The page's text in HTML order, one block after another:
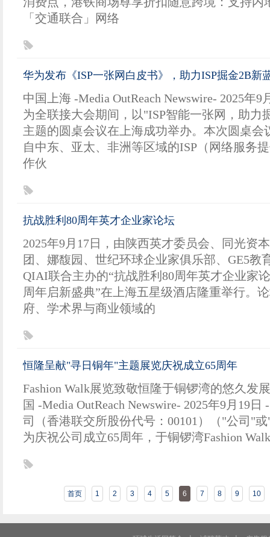
「交通联合」网络
华为发布《ISP一张网白皮书》，助力ISP掘金2B新
中国上海 -Media OutReach Newswire- 2025年9
为全联接大会期间，以"ISP智能一张网，助力
主题的圆桌会议在上海成功举办。本次圆桌会
自中东、亚太、非洲等区域的ISP（网络服务
作伙
抗战胜利80周年英才企业家论坛
2025年9月17日，由陕西英才委员会、同光资
团、娜馥园、世纪环球企业家俱乐部、GE5教
QIAI联合主办的“抗战胜利80周年英才企业家
周年启新盛典”在上海五星级酒店隆重举行。
府、学术界与商业领域的
恒隆呈献"寻日铜年"主题展览庆祝成立65周年
Fashion Walk展览致敬恒隆于铜锣湾的悠久发
国 -Media OutReach Newswire- 2025年9月19
司（香港联交所股份代号：00101）（"公司"
为庆祝公司成立65周年，于铜锣湾Fashion
首页 1 2 3 4 5 6 7 8 9 10